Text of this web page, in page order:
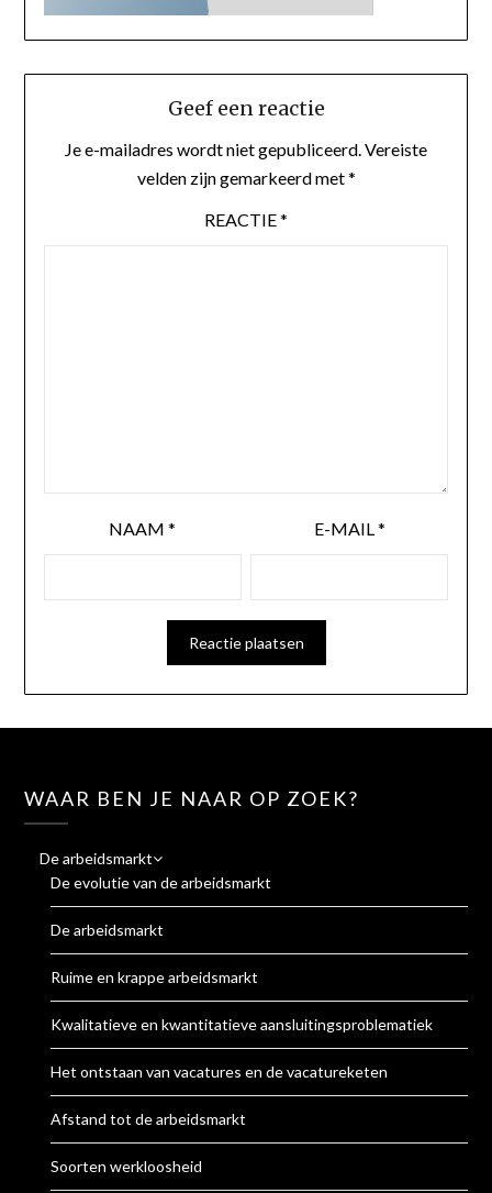
Geef een reactie
Je e-mailadres wordt niet gepubliceerd. Vereiste
velden zijn gemarkeerd met*
REACTIE*
NAAM* E-MAIL *
WAAR BEN JE NAAR OP ZOEK?
De arbeidsmarkt
De evolutie van de arbeidsmarkt
De arbeidsmarkt
Ruime en krappe arbeidsmarkt
Kwalitatieve en kwantitatieve aansluitingsproblematiek
Het ontstaan van vacatures en de vacatureketen
Afstand tot de arbeidsmarkt
Soorten werkloosheid